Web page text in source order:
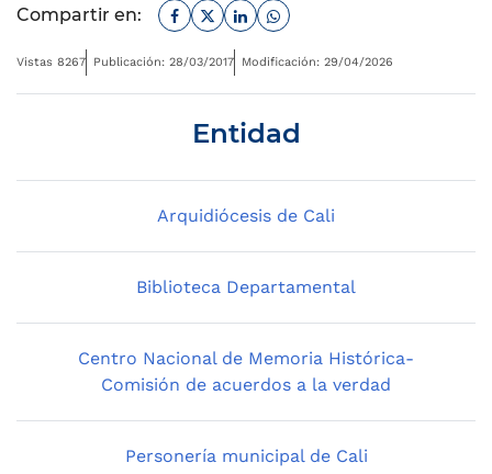
Compartir en: Facebook
TwitterLinkedinWhatsapp
Vistas 8267 Publicación: 28/03/2017 Modificación: 29/04/2026
Entidad
Arquidiócesis de Cali
Biblioteca Departamental
Centro Nacional de Memoria Histórica-
Comisión de acuerdos a la verdad
Personería municipal de Cali